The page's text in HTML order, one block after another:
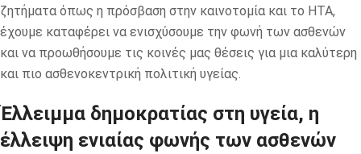
ζητήματα όπως η πρόσβαση στην καινοτομία και το HTA,
έχουμε καταφέρει να ενισχύσουμε την φωνή των ασθενών
και να προωθήσουμε τις κοινές μας θέσεις για μια καλύτερη
και πιο ασθενοκεντρική πολιτική υγείας.
Έλλειμμα δημοκρατίας στη υγεία, η
έλλειψη ενιαίας φωνής των ασθενών